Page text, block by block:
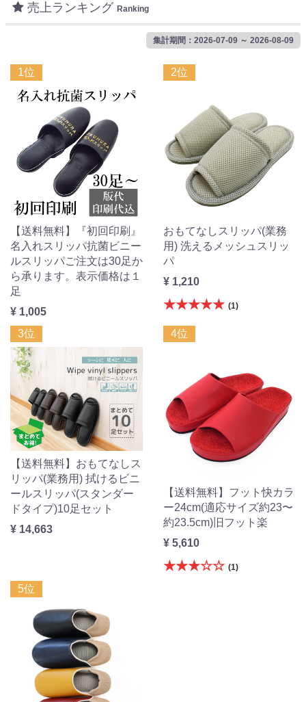
売上ランキング Ranking
集計期間：2026-07-09 ～ 2026-08-09
1位
【送料無料】『初回印刷』
名入れスリッパ抗菌ビニー
ルスリッパご注文は30足か
ら承ります。表示価格は１
足
¥ 1,005
2位
おもてなしスリッパ(業務
用) 洗えるメッシュスリッ
パ
¥ 1,210
★★★★★ (1)
3位
【送料無料】おもてなしス
リッパ(業務用) 拭けるビニ
ールスリッパ(スタンダー
ドタイプ)10足セット
¥ 14,663
4位
【送料無料】フット快カラ
ー24cm(適応サイズ約23〜
約23.5cm)旧フット楽
¥ 5,610
★★★☆☆ (1)
5位